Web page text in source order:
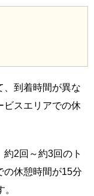
、到着時間が異な
ビスエリアでの休
2回～約3回のト
の休憩時間が15分